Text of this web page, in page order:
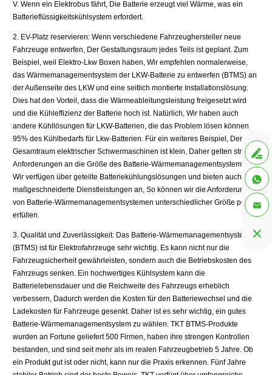
V. Wenn ein Elektrobus fährt, Die Batterie erzeugt viel Wärme, was ein
Batterieflüssigkeitskühlsystem erfordert.
2. EV-Platz reservieren: Wenn verschiedene Fahrzeughersteller neue
Fahrzeuge entwerfen, Der Gestaltungsraum jedes Teils ist geplant. Zum
Beispiel, weil Elektro-Lkw Boxen haben, Wir empfehlen normalerweise,
das Wärmemanagementsystem der LKW-Batterie zu entwerfen (BTMS) an
der Außenseite des LKW und eine seitlich montierte Installationslösung.
Dies hat den Vorteil, dass die Wärmeableitungsleistung freigesetzt wird
und die Kühleffizienz der Batterie hoch ist. Natürlich, Wir haben auch
andere Kühllösungen für LKW-Batterien, die das Problem lösen können
95% des Kühlbedarfs für Lkw-Batterien. Für ein weiteres Beispiel, Der
Gesamtraum elektrischer Schwermaschinen ist klein, Daher gelten strenge
Anforderungen an die Größe des Batterie-Wärmemanagementsystems.
Wir verfügen über geteilte Batteriekühlungslösungen und bieten auch
maßgeschneiderte Dienstleistungen an, So können wir die Anforderungen
von Batterie-Wärmemanagementsystemen unterschiedlicher Größe perfekt
erfüllen.
3. Qualität und Zuverlässigkeit: Das Batterie-Wärmemanagementsystem
(BTMS) ist für Elektrofahrzeuge sehr wichtig. Es kann nicht nur die
Fahrzeugsicherheit gewährleisten, sondern auch die Betriebskosten des
Fahrzeugs senken. Ein hochwertiges Kühlsystem kann die
Batterielebensdauer und die Reichweite des Fahrzeugs erheblich
verbessern, Dadurch werden die Kosten für den Batteriewechsel und die
Ladekosten für Fahrzeuge gesenkt. Daher ist es sehr wichtig, ein gutes
Batterie-Wärmemanagementsystem zu wählen. TKT BTMS-Produkte
wurden an Fortune geliefert 500 Firmen, haben ihre strengen Kontrollen
bestanden, und sind seit mehr als im realen Fahrzeugbetrieb 5 Jahre. Ob
ein Produkt gut ist oder nicht, kann nur die Praxis erkennen. Fünf Jahre



